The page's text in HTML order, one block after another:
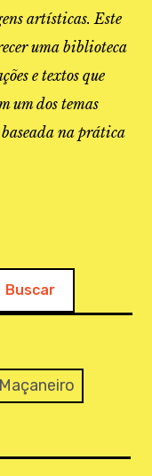
artísticas. Este
uma biblioteca
e textos que
um dos temas
na prática